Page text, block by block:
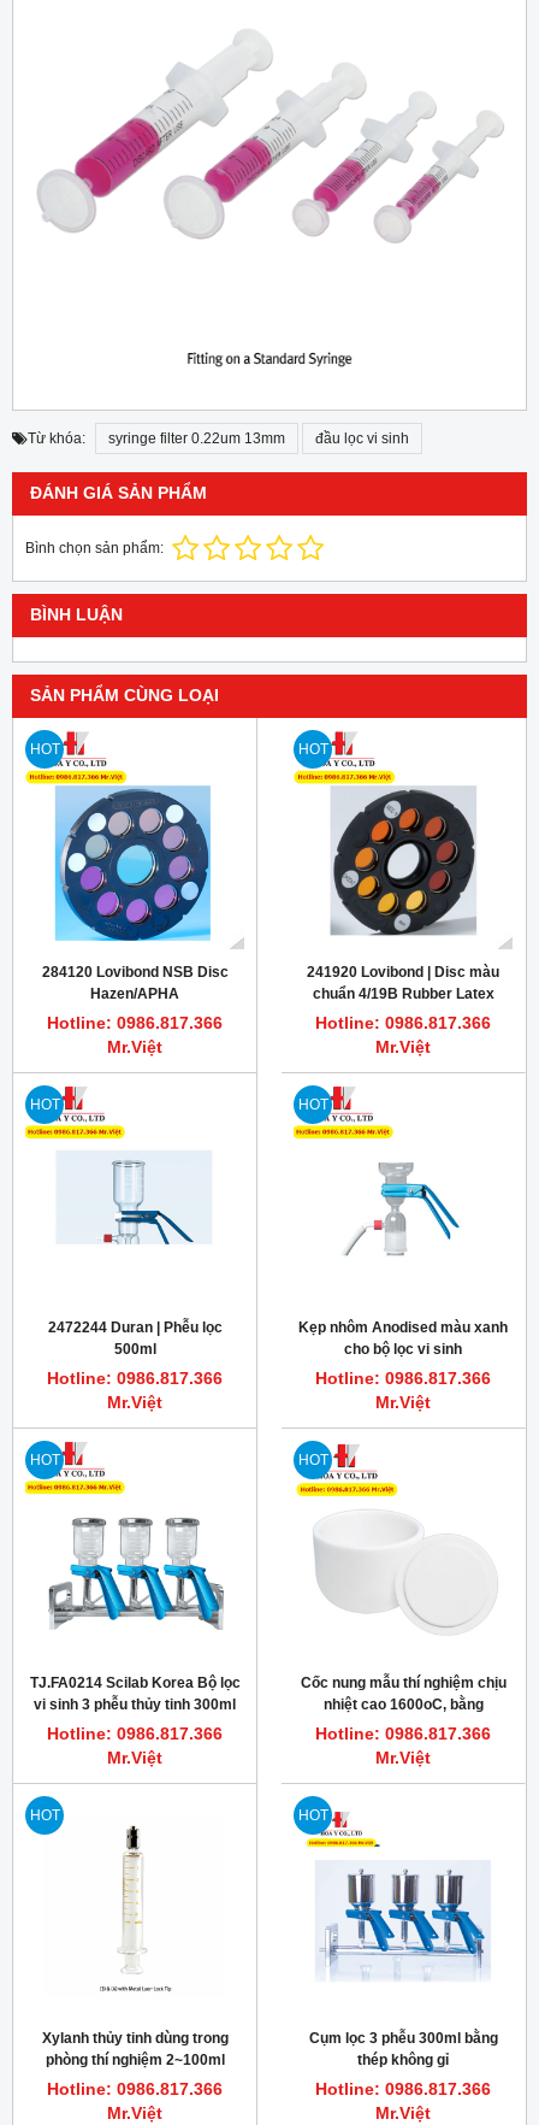
Từ khóa: syringe filter 0.22um 13mm đầu lọc vi sinh
ĐÁNH GIÁ SẢN PHẨM
Bình chọn sản phẩm:
BÌNH LUẬN
SẢN PHẨM CÙNG LOẠI
HOT
284120 Lovibond NSB Disc
Hazen/APHA
Hotline: 0986.817.366
Mr.Việt
HOT
241920 Lovibond | Disc màu
chuẩn 4/19B Rubber Latex
Hotline: 0986.817.366
Mr.Việt
HOT
2472244 Duran | Phễu lọc
500ml
Hotline: 0986.817.366
Mr.Việt
HOT
Kẹp nhôm Anodised màu xanh
cho bộ lọc vi sinh
Hotline: 0986.817.366
Mr.Việt
HOT
TJ.FA0214 Scilab Korea Bộ lọc
vi sinh 3 phễu thủy tinh 300ml
Hotline: 0986.817.366
Mr.Việt
HOT
Cốc nung mẫu thí nghiệm chịu
nhiệt cao 1600oC, bằng
Alumina
Hotline: 0986.817.366
Mr.Việt
HOT
Xylanh thủy tinh dùng trong
phòng thí nghiệm 2~100ml
TRUTH
Hotline: 0986.817.366
Mr.Việt
HOT
Cụm lọc 3 phễu 300ml bằng
thép không gỉ
Hotline: 0986.817.366
Mr.Việt